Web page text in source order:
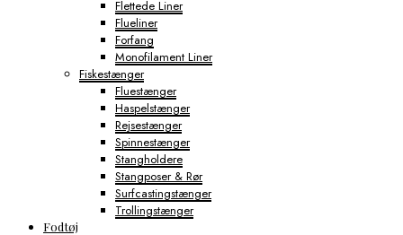
Flettede Liner
Flueliner
Forfang
Monofilament Liner
Fiskestænger
Fluestænger
Haspelstænger
Rejsestænger
Spinnestænger
Stangholdere
Stangposer & Rør
Surfcastingstænger
Trollingstænger
Fodtøj